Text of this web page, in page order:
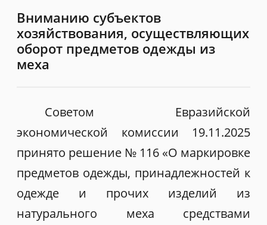
Вниманию субъектов
хозяйствования, осуществляющих
оборот предметов одежды из
меха
Советом Евразийской
экономической комиссии 19.11.2025
принято решение № 116 «О маркировке
предметов одежды, принадлежностей к
одежде и прочих изделий из
натурального меха средствами